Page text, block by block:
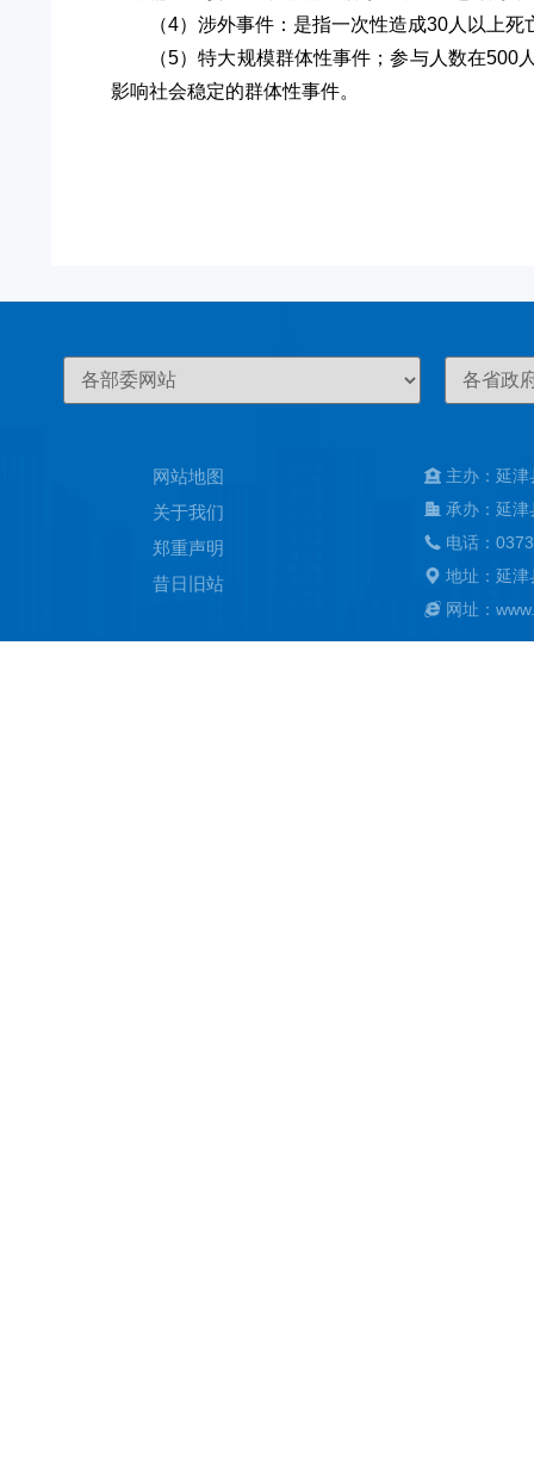
（4）涉外事件：是指一次性造成30人以上
（5）特大规模群体性事件；参与人数在
影响社会稳定的群体性事件。
网站地图
关于我们
郑重声明
昔日旧站
主办：延
承办：延
电话：
地址：延
网址：